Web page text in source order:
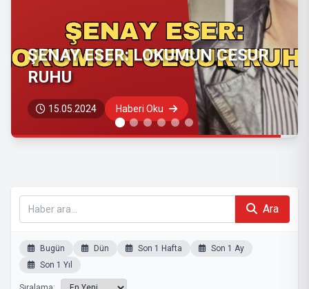
GAYRİMENKUL ALIM SATIM
İŞLEMLERİNİZDE GÜVENİLİR
İSİM ŞERİFE SİBEL ÜZÜMCÜ
09.09.2021 Haberi Oku
Ara
Bugün Dün Son 1 Hafta
Son 1 Ay
Son 1 Yıl